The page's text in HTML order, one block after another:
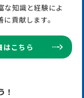
な知識と経験によ
貢献します。
こちら
！